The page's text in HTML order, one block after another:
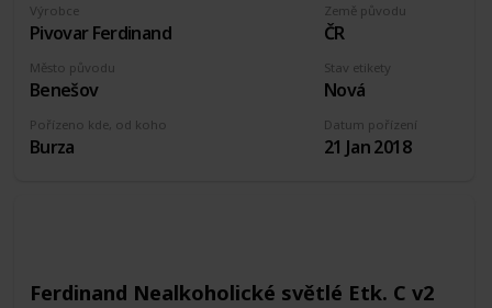
Výrobce
Pivovar Ferdinand
Země původu
ČR
Pořízeno kde, od koho
Burza
Stav etikety
Nová
Datum pořízení
21 Jan 2018
Město původu
Benešov
Ferdinand Nealkoholické světlé Etk. C v2